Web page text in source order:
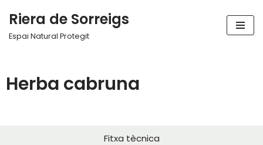
Vés
Riera de Sorreigs
Espai Natural Protegit
Herba cabruna
Fitxa tècnica